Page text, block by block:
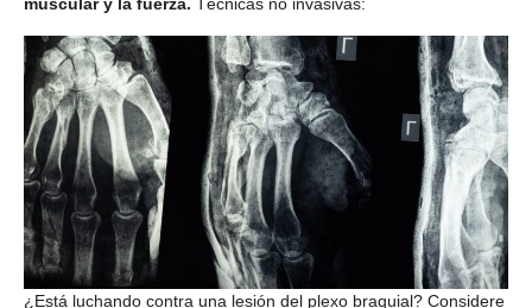
¿Está luchando contra una lesión del plexo braquial? Considere